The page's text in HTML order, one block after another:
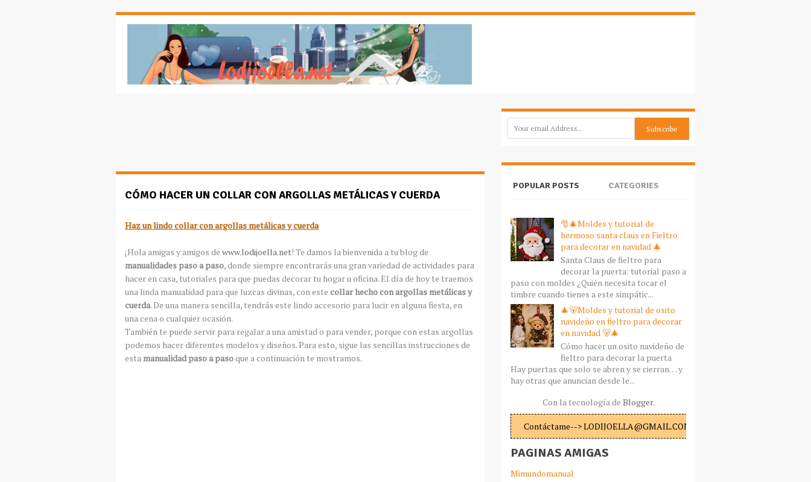
CÓMO HACER UN COLLAR CON ARGOLLAS METÁLICAS Y CUERDA
Haz un lindo collar con argollas metálicas y cuerda
¡Hola amigas y amigos de www.lodijoella.net! Te damos la bienvenida a tu blog de
manualidades paso a paso, donde siempre encontrarás una gran variedad de actividades para
hacer en casa, tutoriales para que puedas decorar tu hogar u oficina. El día de hoy te traemos
una linda manualidad para que luzcas divinas, con este collar hecho con argollas metálicas y
cuerda. De una manera sencilla, tendrás este lindo accesorio para lucir en alguna fiesta, en
una cena o cualquier ocasión.
También te puede servir para regalar a una amistad o para vender, porque con estas argollas
podemos hacer diferentes modelos y diseños. Para esto, sigue las sencillas instrucciones de
esta manualidad paso a pasoque a continuación te mostramos.
POPULAR POSTS CATEGORIES
🎅🎄Moldes y tutorial de
hermoso santa claus en Fieltro
para decorar en navidad 🎄
Santa Claus de fieltro para
decorar la puerta: tutorial paso a
paso con moldes ¿Quién necesita tocar el
timbre cuando tienes a este simpátic...
🎄🐻Moldes y tutorial de osito
navideño en fieltro para decorar
en navidad 🐻🎄
Cómo hacer un osito navideño de
fieltro para decorar la puerta
Hay puertas que solo se abren y se cierran… y
hay otras que anuncian desde le...
Con la tecnología de Blogger.
Contáctame--> LODIJOELLA@GMAIL.COM
PAGINAS AMIGAS
Mimundomanual